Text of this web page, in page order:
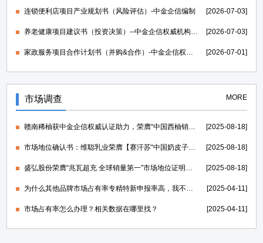
连锁便利店项目产业规划书（风险评估）-中金企信编制 [2026-07-03]
养老健康项目建议书（投资决策）--中金企信权威机构编制 [2026-07-03]
家政服务项目合作计划书（并购&合作）-中金企信权威机构编制 [2026-07-01]
市场调查 MORE
赣南稀柚获中金企信权威认证助力，荣膺“中国西柚销量第一”证明 [2025-08-18]
市场地位确认书：维聪乳业荣膺【赛汗苏“中国奶皮子老酸奶开创者”】 [2025-08-18]
盛弘股份荣膺“兆瓦超充 全球销量第一”市场地位证明，打造世界一流的电力能源科技创新IP [2025-08-18]
为什么其他品牌市场占有率专精特新申报率高，我不行？ [2025-04-11]
市场占有率怎么办理？相关数据在哪里找？ [2025-04-11]